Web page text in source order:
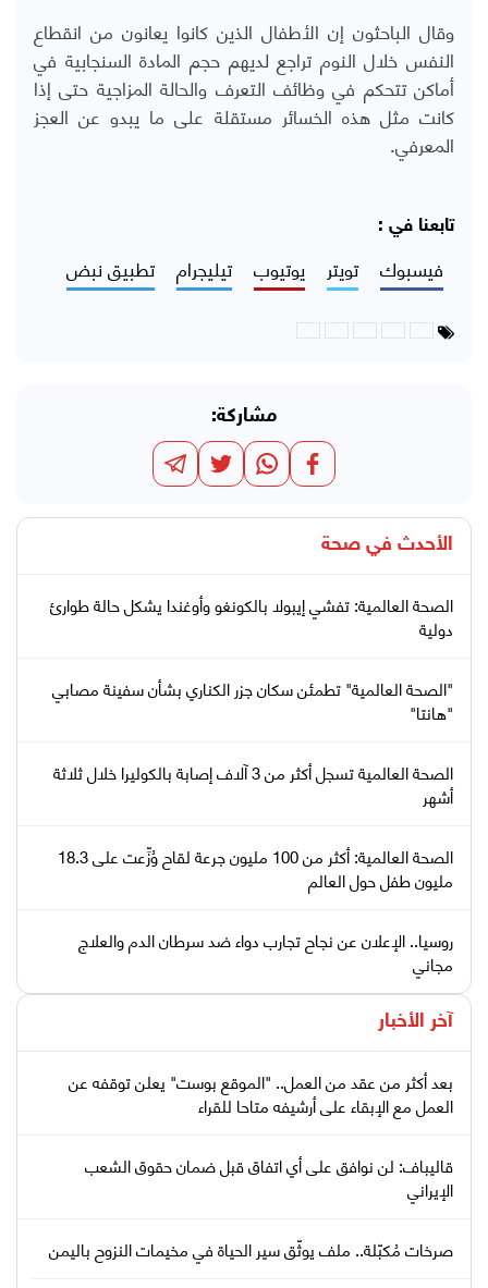
وقال الباحثون إن الأطفال الذين كانوا يعانون من انقطاع
النفس خلال النوم تراجع لديهم حجم المادة السنجابية في
أماكن تتحكم في وظائف التعرف والحالة المزاجية حتى إذا
كانت مثل هذه الخسائر مستقلة على ما يبدو عن العجز
المعرفي.
تابعنا في :
فيسبوك تويتر يوتيوب تيليجرام تطبيق نبض
مشاركة:
الأحدث في صحة
الصحة العالمية: تفشي إيبولا بالكونغو وأوغندا يشكل حالة طوارئ
دولية
"الصحة العالمية" تطمئن سكان جزر الكناري بشأن سفينة مصابي
"هانتا"
الصحة العالمية تسجل أكثر من 3 آلاف إصابة بالكوليرا خلال ثلاثة
أشهر
الصحة العالمية: أكثر من 100 مليون جرعة لقاح وُزِّعت على 18.3
مليون طفل حول العالم
روسيا.. الإعلان عن نجاح تجارب دواء ضد سرطان الدم والعلاج
مجاني
آخر الأخبار
بعد أكثر من عقد من العمل.. "الموقع بوست" يعلن توقفه عن
العمل مع الإبقاء على أرشيفه متاحا للقراء
قاليباف: لن نوافق على أي اتفاق قبل ضمان حقوق الشعب
الإيراني
صرخات مُكبّلة.. ملف يوثّق سير الحياة في مخيمات النزوح باليمن